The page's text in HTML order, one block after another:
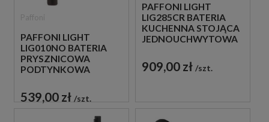
PAFFONI LIGHT
LIG010NO BATERIA
PRYSZNICOWA
PODTYNKOWA
CZARNA
539,00 zł szt.
PAFFONI LIGHT
LIG285CR BATERIA
KUCHENNA STOJĄCA
JEDNOUCHWYTOWA
909,00 zł szt.